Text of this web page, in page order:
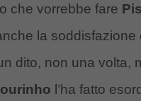
che vorrebbe fare
la
dito, non una volta,
l’ha fatto